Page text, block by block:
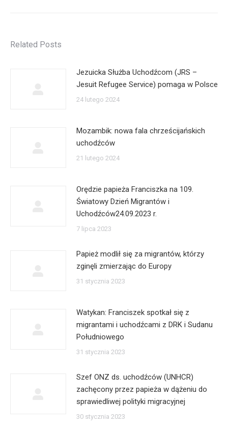
Related Posts
Jezuicka Służba Uchodźcom (JRS –
Jesuit Refugee Service) pomaga w Polsce
24 lutego 2024
Mozambik: nowa fala chrześcijańskich
uchodźców
21 lutego 2024
Orędzie papieża Franciszka na 109.
Światowy Dzień Migrantów i
Uchodźców24.09.2023 r.
7 lipca 2023
Papież modlił się za migrantów, którzy
zginęli zmierzając do Europy
31 stycznia 2023
Watykan: Franciszek spotkał się z
migrantami i uchodźcami z DRK i Sudanu
Południowego
31 stycznia 2023
Szef ONZ ds. uchodźców (UNHCR)
zachęcony przez papieża w dążeniu do
sprawiedliwej polityki migracyjnej
30 stycznia 2023